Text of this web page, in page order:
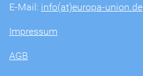
E-Mail: info(at)europa-union.de
Impressum
AGB